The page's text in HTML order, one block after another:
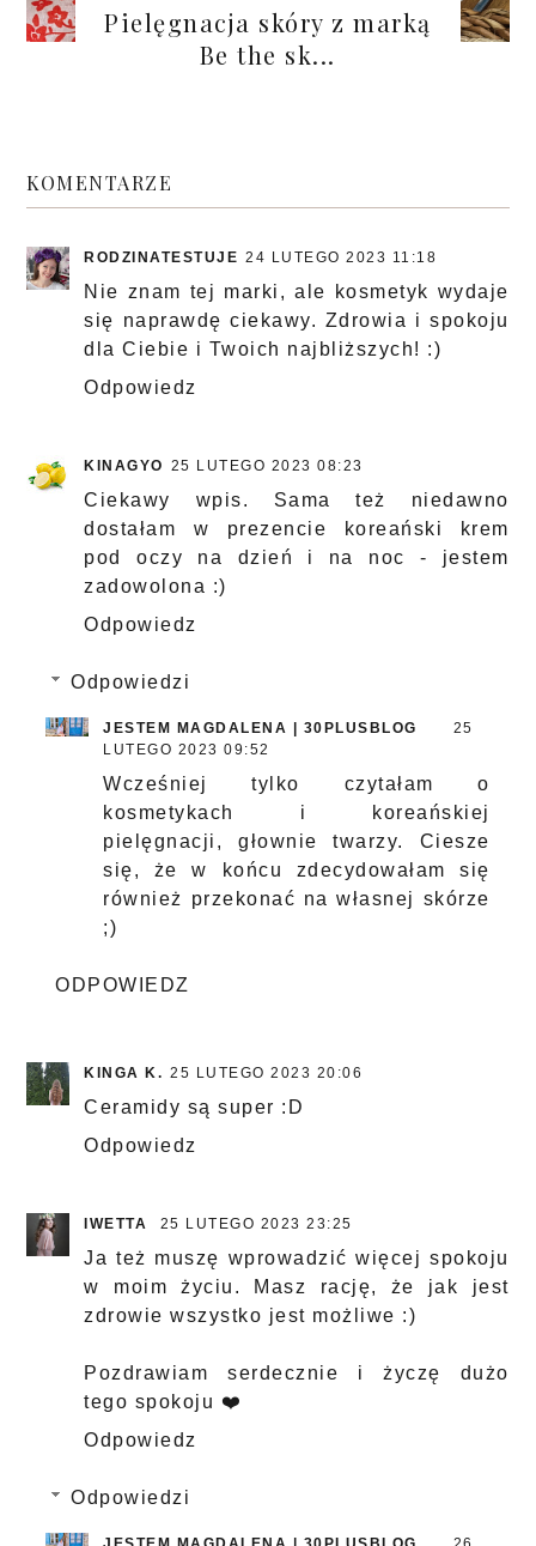
Pielęgnacja skóry z marką
Be the sk...
KOMENTARZE
RODZINATESTUJE 24 LUTEGO 2023 11:18
Nie znam tej marki, ale kosmetyk wydaje
się naprawdę ciekawy. Zdrowia i spokoju
dla Ciebie i Twoich najbliższych! :)
Odpowiedz
KINAGYO 25 LUTEGO 2023 08:23
Ciekawy wpis. Sama też niedawno
dostałam w prezencie koreański krem
pod oczy na dzień i na noc - jestem
zadowolona :)
Odpowiedz
Odpowiedzi
JESTEM MAGDALENA | 30PLUSBLOG
25
LUTEGO 2023 09:52
Wcześniej tylko czytałam o
kosmetykach i koreańskiej
pielęgnacji, głownie twarzy. Ciesze
się, że w końcu zdecydowałam się
również przekonać na własnej skórze
;)
ODPOWIEDZ
KINGA K. 25 LUTEGO 2023 20:06
Ceramidy są super :D
Odpowiedz
IWETTA 25 LUTEGO 2023 23:25
Ja też muszę wprowadzić więcej spokoju
w moim życiu. Masz rację, że jak jest
zdrowie wszystko jest możliwe :)
Pozdrawiam serdecznie i życzę dużo
tego spokoju ❤️
Odpowiedz
Odpowiedzi